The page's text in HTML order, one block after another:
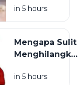
Kucing
dan
in 5 hours
Mengapa Sulit
Buruk?
in 5 hours